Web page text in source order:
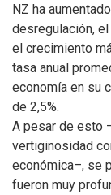
NZ ha
desregulación,
el crecimiento
tasa anual
economía en su
de 2,5%.
A pesar de esto
vertiginosidad
económica–, se
fueron muy